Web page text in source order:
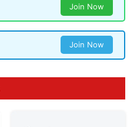
Join Now
Join Now